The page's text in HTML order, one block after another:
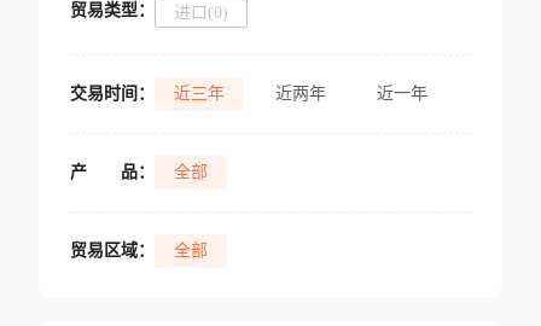
贸易类型： 进口(0)
交易时间： 近三年 近两年 近一年
产 品： 全部
贸易区域： 全部